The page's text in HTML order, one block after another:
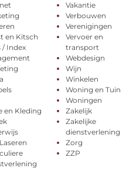
en Kitsch
/ Index
en Kleding
Vakantie
Verbouwen
Verenigingen
Vervoer en
transport
Webdesign
Wijn
Winkelen
Woning en Tuin
Woningen
Zakelijk
Zakelijke
dienstverlening
Zorg
ZZP